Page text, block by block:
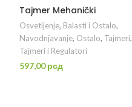
Tajmer Mehanički
Osvetljenje, Balasti i Ostalo,
Navodnjavanje, Ostalo, Tajmeri,
Tajmeri i Regulatori
597,00рсд